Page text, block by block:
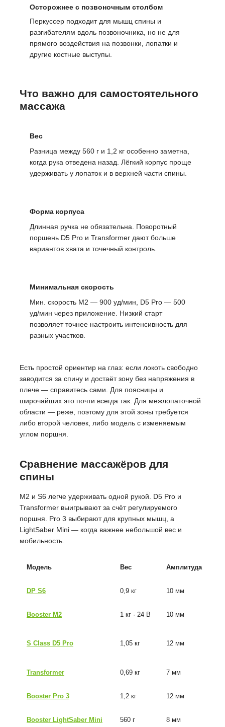
Осторожнее с позвоночным столбом
Перкуссер подходит для мышц спины и
разгибателям вдоль позвоночника, но не для
прямого воздействия на позвонки, лопатки и
другие костные выступы.
Что важно для самостоятельного
массажа
Вес
Разница между 560 г и 1,2 кг особенно заметна,
когда рука отведена назад. Лёгкий корпус проще
удерживать у лопаток и в верхней части спины.
Форма корпуса
Длинная ручка не обязательна. Поворотный
поршень D5 Pro и Transformer дают больше
вариантов хвата и точечный контроль.
Минимальная скорость
Мин. скорость M2 — 900 уд/мин, D5 Pro — 500
уд/мин через приложение. Низкий старт
позволяет точнее настроить интенсивность для
разных участков.
Есть простой ориентир на глаз: если локоть свободно
заводится за спину и достаёт зону без напряжения в
плече — справитесь сами. Для поясницы и
широчайших это почти всегда так. Для межлопаточной
области — реже, поэтому для этой зоны требуется
либо второй человек, либо модель с изменяемым
углом поршня.
Сравнение массажёров для
спины
M2 и S6 легче удерживать одной рукой. D5 Pro и
Transformer выигрывают за счёт регулируемого
поршня. Pro 3 выбирают для крупных мышц, а
LightSaber Mini — когда важнее небольшой вес и
мобильность.
Модель Вес Амплитуда
DP S6 0,9 кг 10 мм
Booster M2 1 кг · 24 В 10 мм
S Class D5 Pro 1,05 кг 12 мм
Transformer 0,69 кг 7 мм
Booster Pro 3 1,2 кг 12 мм
Booster LightSaber Mini 560 г 8 мм